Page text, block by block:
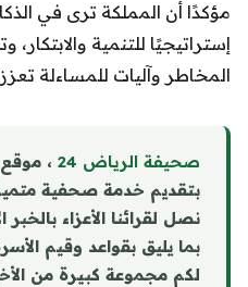
مؤكدًا أن المملكة ترى في
إستراتيجيًا للتنمية والابتكار،
المخاطر وآليات للمساءلة تعزز
صحيفة الرياض 24
،
بتقديم خدمة صحفية
نصل لقرائنا الأعزاء
بما يليق بقواعد وقيم
لكم مجموعة كبيرة من